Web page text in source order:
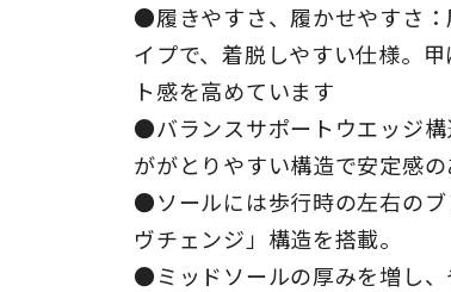
●履きやすさ、履かせやすさ
イプで、着脱しやすい仕様。
ト感を高めています
●バランスサポートウエッジ
ががとりやすい構造で安定感の
●ソールには歩行時の左右の
ヴチェンジ」構造を搭載。
●ミッドソールの厚みを増し、